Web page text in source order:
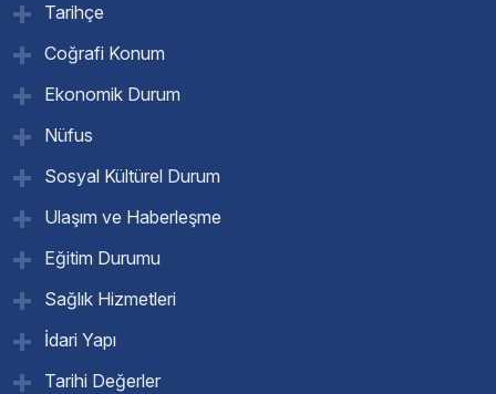
Tarihçe
Coğrafi Konum
Ekonomik Durum
Nüfus
Sosyal Kültürel Durum
Ulaşım ve Haberleşme
Eğitim Durumu
Sağlık Hizmetleri
İdari Yapı
Tarihi Değerler